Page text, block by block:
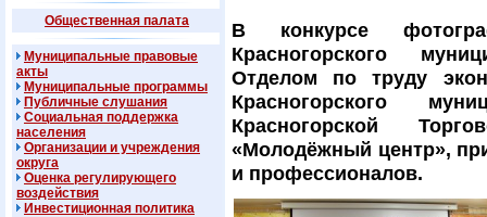
Общественная палата
Муниципальные правовые
акты
Муниципальные программы
Публичные слушания
Социальная поддержка
населения
Организации и учреждения
округа
Оценка регулирующего
воздействия
Инвестиционная политика
В конкурсе
Красногорского
Отделом по труду
Красногорского
Красногорской
«Молодёжный центр»,
и профессионалов.